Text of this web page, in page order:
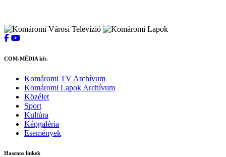
COM-MÉDIA kft.
Komáromi TV Archívum
Komáromi Lapok Archívum
Közélet
Sport
Kultúra
Képgaléria
Események
Hasznos linkek